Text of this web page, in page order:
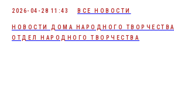
2026-04-28 11:43 ВСЕ НОВОСТИ
НОВОСТИ ДОМА НАРОДНОГО ТВОРЧЕСТВА
ОТДЕЛ НАРОДНОГО ТВОРЧЕСТВА